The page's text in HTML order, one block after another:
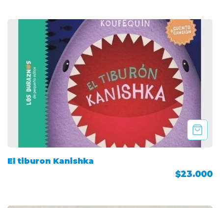
El tiburon Kanishka
$23.000